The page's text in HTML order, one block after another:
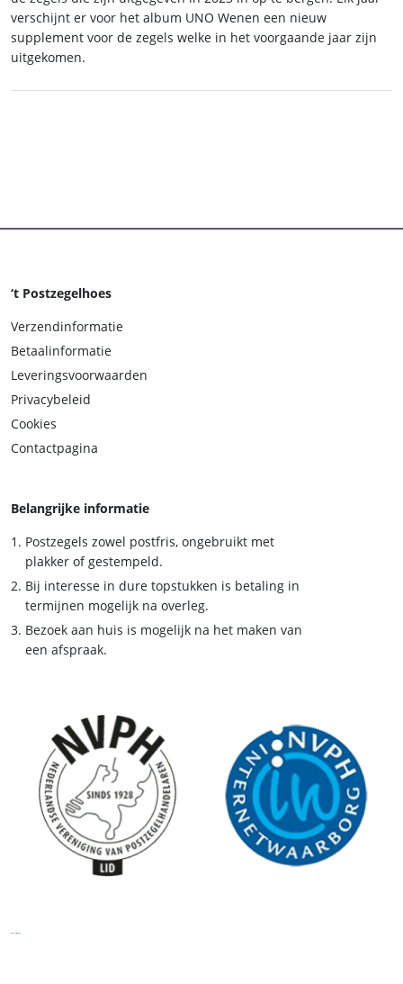
verschijnt er voor het album UNO Wenen een nieuw
supplement voor de zegels welke in het voorgaande jaar zijn
uitgekomen.
‘t Postzegelhoes
Verzendinformatie
Betaalinformatie
Leveringsvoorwaarden
Privacybeleid
Cookies
Contactpagina
Belangrijke informatie
Postzegels zowel postfris, ongebruikt met
plakker of gestempeld.
Bij interesse in dure topstukken is betaling in
termijnen mogelijk na overleg.
Bezoek aan huis is mogelijk na het maken van
een afspraak.